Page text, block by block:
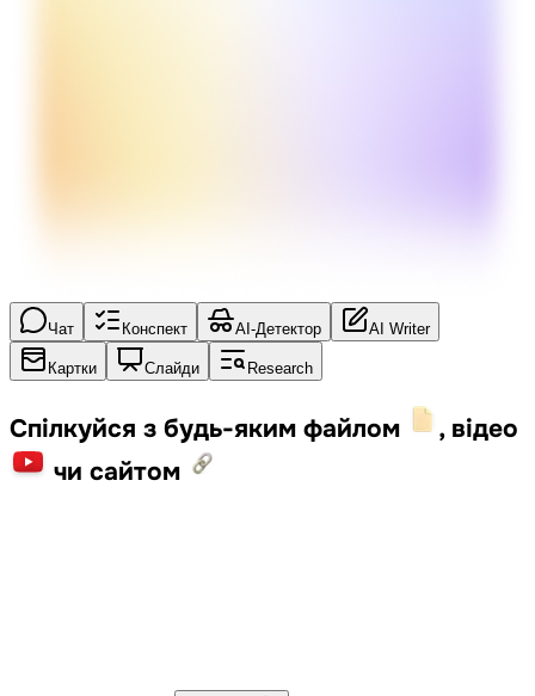
Чат Конспект AI-Детектор AI Writer
Картки Слайди Research
Спілкуйся з будь-яким файлом
, відео
чи сайтом